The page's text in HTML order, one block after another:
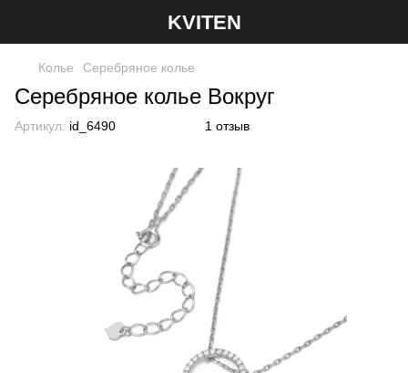
KVITEN
Колье Серебряное колье
Серебряное колье Вокруг
Артикул: id_6490 1 отзыв